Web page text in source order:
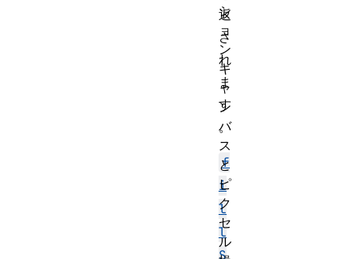
返
さ
れ
ま
す
。
f
i
l
l
シ
ョ
ン
キ
ャ
ン
バ
ス
と
ピ
ク
セ
ル